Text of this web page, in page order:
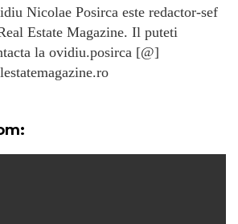
Nicolae Posirca este redactor-sef
Estate Magazine. Il puteti
la ovidiu.posirca [@]